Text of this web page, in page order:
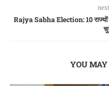
Rajya Sabha Election: 10 राज्यों
YOU